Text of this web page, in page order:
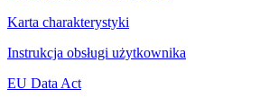
Karta charakterystyki
Instrukcja obsługi użytkownika
EU Data Act